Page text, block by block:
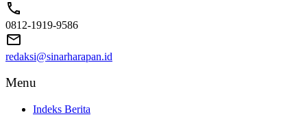
0812-1919-9586
redaksi@sinarharapan.id
Menu
Indeks Berita